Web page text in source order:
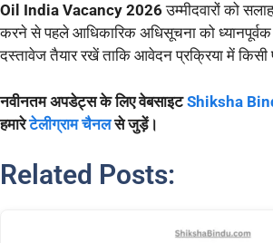
Oil India Vacancy 2026उम्मीदवारों को
करने से पहले आधिकारिक अधिसूचना को
दस्तावेज तैयार रखें ताकि आवेदन प्रक्रिया में किसी
नवीनतम अपडेट्स के लिए वेबसाइटShiksha
हमारेटेलीग्राम चैनल से जुड़ें।
Related Posts: